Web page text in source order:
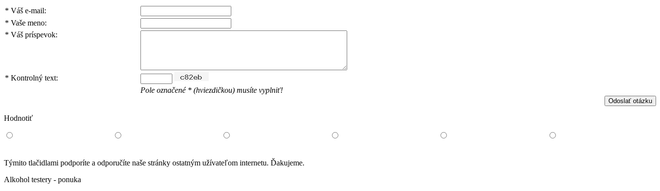
* Váš e-mail:
* Vaše meno:
* Váš príspevok:
* Kontrolný text:
Pole označené * (hviezdičkou) musíte vyplniť!
Hodnotiť
Týmito tlačidlami podporíte a odporučíte naše stránky ostatným užívateľom internetu. Ďakujeme.
Alkohol testery - ponuka